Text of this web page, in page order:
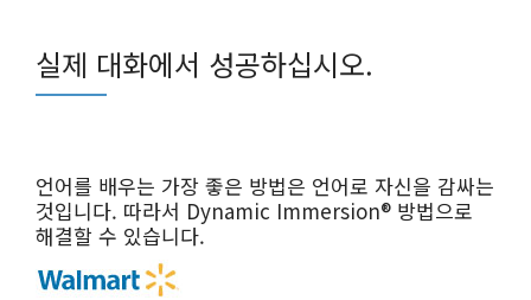
실제 대화에서 성공하십시오.
언어를 배우는 가장 좋은 방법은 언어로 자신을 감싸는
것입니다. 따라서 Dynamic Immersion® 방법으로
해결할 수 있습니다.